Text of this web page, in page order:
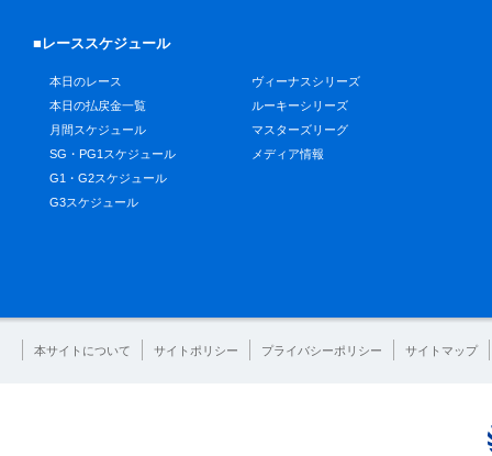
■レーススケジュール
本日のレース
本日の払戻金一覧
月間スケジュール
SG・PG1スケジュール
G1・G2スケジュール
G3スケジュール
ヴィーナスシリーズ
ルーキーシリーズ
マスターズリーグ
メディア情報
本サイトについて サイトポリシー プライバシーポリシー サイトマップ